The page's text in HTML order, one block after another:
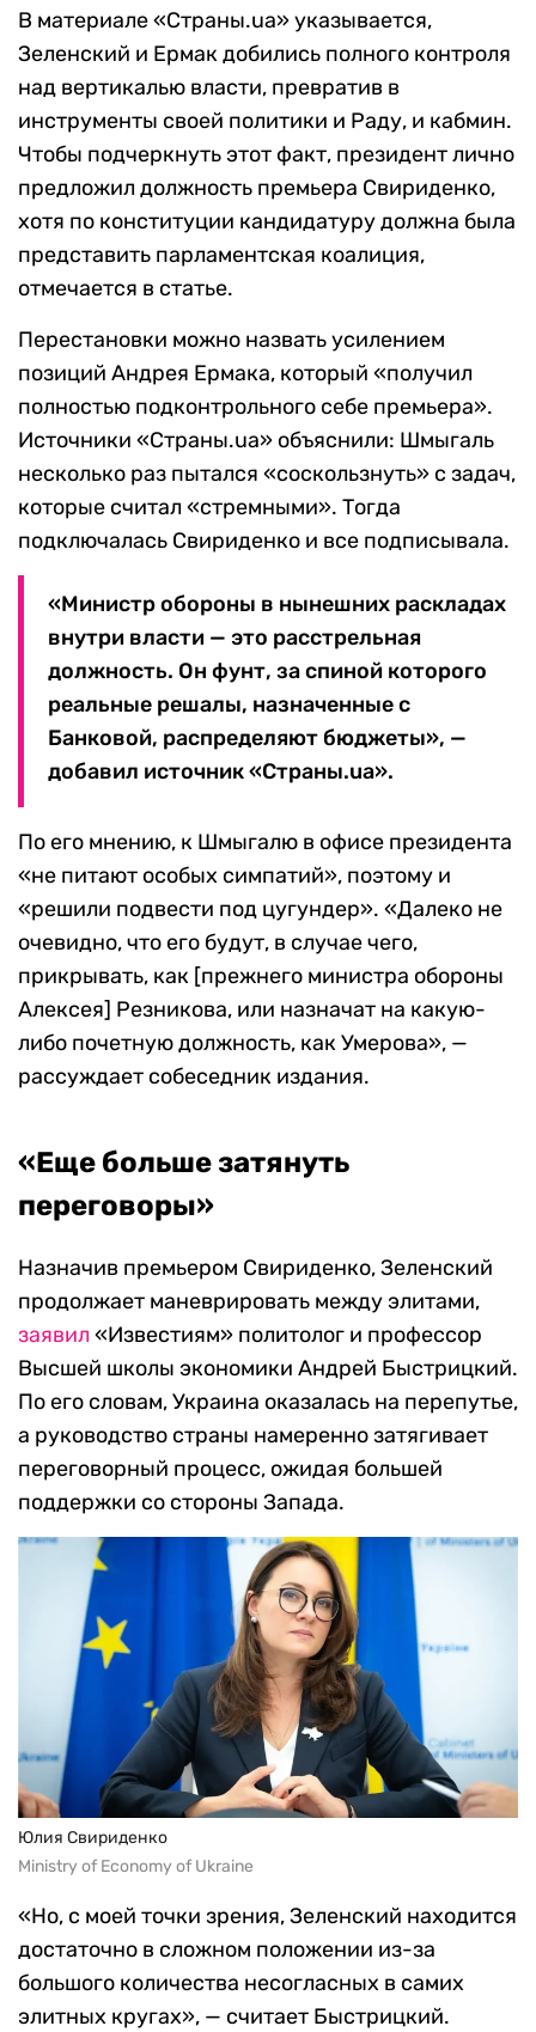
В материале «Страны.ua» указывается,
Зеленский и Ермак добились полного контроля
над вертикалью власти, превратив в
инструменты своей политики и Раду, и кабмин.
Чтобы подчеркнуть этот факт, президент лично
предложил должность премьера Свириденко,
хотя по конституции кандидатуру должна была
представить парламентская коалиция,
отмечается в статье.
Перестановки можно назвать усилением
позиций Андрея Ермака, который «получил
полностью подконтрольного себе премьера».
Источники «Страны.ua» объяснили: Шмыгаль
несколько раз пытался «соскользнуть» с задач,
которые считал «стремными». Тогда
подключалась Свириденко и все подписывала.
«Министр обороны в нынешних раскладах
внутри власти — это расстрельная
должность. Он фунт, за спиной которого
реальные решалы, назначенные с
Банковой, распределяют бюджеты», —
добавил источник «Страны.ua».
По его мнению, к Шмыгалю в офисе президента
«не питают особых симпатий», поэтому и
«решили подвести под цугундер». «Далеко не
очевидно, что его будут, в случае чего,
прикрывать, как [прежнего министра обороны
Алексея] Резникова, или назначат на какую-
либо почетную должность, как Умерова», —
рассуждает собеседник издания.
«Еще больше затянуть
переговоры»
Назначив премьером Свириденко, Зеленский
продолжает маневрировать между элитами,
заявил «Известиям» политолог и профессор
Высшей школы экономики Андрей Быстрицкий.
По его словам, Украина оказалась на перепутье,
а руководство страны намеренно затягивает
переговорный процесс, ожидая большей
поддержки со стороны Запада.
Юлия Свириденко
Ministry of Economy of Ukraine
«Но, с моей точки зрения, Зеленский находится
достаточно в сложном положении из-за
большого количества несогласных в самих
элитных кругах», — считает Быстрицкий.